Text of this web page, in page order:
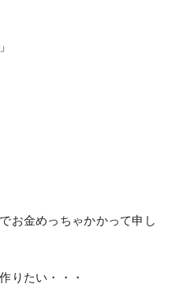
お金めっちゃかかって申し
りたい・・・